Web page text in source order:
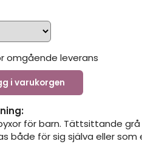
omgående leverans
i varukorgen
för barn. Tättsittande
både för sig själva eller